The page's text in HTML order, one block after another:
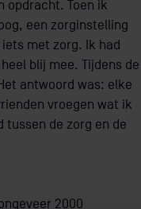
opdracht. Toen ik
een zorginstelling
met zorg. Ik had
blij mee. Tijdens de
antwoord was: elke
vroegen wat ik
tussen de zorg en de
2000